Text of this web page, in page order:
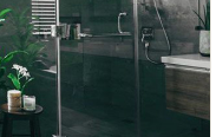
a
t
i
n